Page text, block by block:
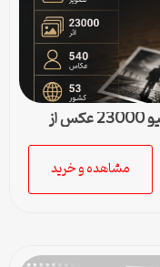
دانلود مجموعه آثار عکاسان جهان | آرشیو 23000 عکس از
مشاهده و خرید